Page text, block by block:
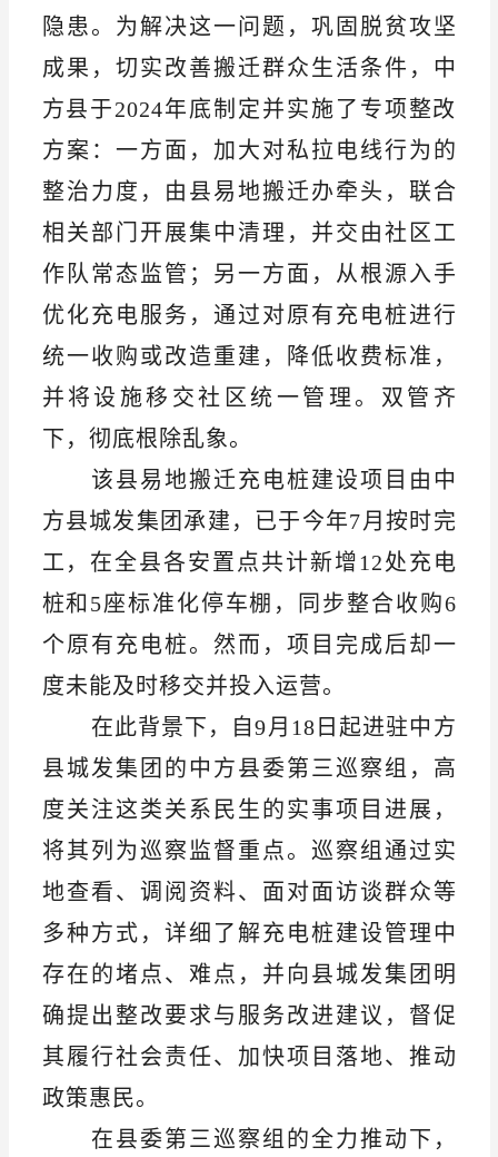
隐患。为解决这一问题，巩固脱贫攻坚
成果，切实改善搬迁群众生活条件，中
方县于2024年底制定并实施了专项整改
方案：一方面，加大对私拉电线行为的
整治力度，由县易地搬迁办牵头，联合
相关部门开展集中清理，并交由社区工
作队常态监管；另一方面，从根源入手
优化充电服务，通过对原有充电桩进行
统一收购或改造重建，降低收费标准，
并将设施移交社区统一管理。双管齐
下，彻底根除乱象。
该县易地搬迁充电桩建设项目由中
方县城发集团承建，已于今年7月按时完
工，在全县各安置点共计新增12处充电
桩和5座标准化停车棚，同步整合收购6
个原有充电桩。然而，项目完成后却一
度未能及时移交并投入运营。
在此背景下，自9月18日起进驻中方
县城发集团的中方县委第三巡察组，高
度关注这类关系民生的实事项目进展，
将其列为巡察监督重点。巡察组通过实
地查看、调阅资料、面对面访谈群众等
多种方式，详细了解充电桩建设管理中
存在的堵点、难点，并向县城发集团明
确提出整改要求与服务改进建议，督促
其履行社会责任、加快项目落地、推动
政策惠民。
在县委第三巡察组的全力推动下，